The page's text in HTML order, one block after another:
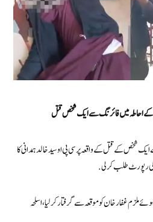
کے احاطہ میں فائرنگ سے ایک شخص قتل
شخص کے قتل کے واقعہ پر سی پی اوسید خالدہمدانی کا
کی رپورٹ طلب کرلی.
ملزم غفار خان کو موقعہ سے گرفتار کرلیا، اسلحہ